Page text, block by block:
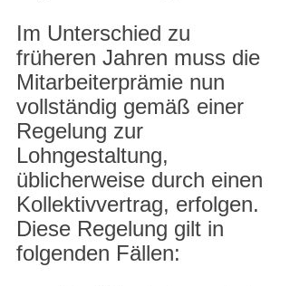
Im Unterschied zu
früheren Jahren muss die
Mitarbeiterprämie nun
vollständig gemäß einer
Regelung zur
Lohngestaltung,
üblicherweise durch einen
Kollektivvertrag, erfolgen.
Diese Regelung gilt in
folgenden Fällen: